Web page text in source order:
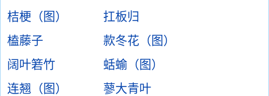
桔梗（图）
扛板归
榼藤子
款冬花（图）
阔叶箬竹
蛞蝓（图）
连翘（图）
蓼大青叶